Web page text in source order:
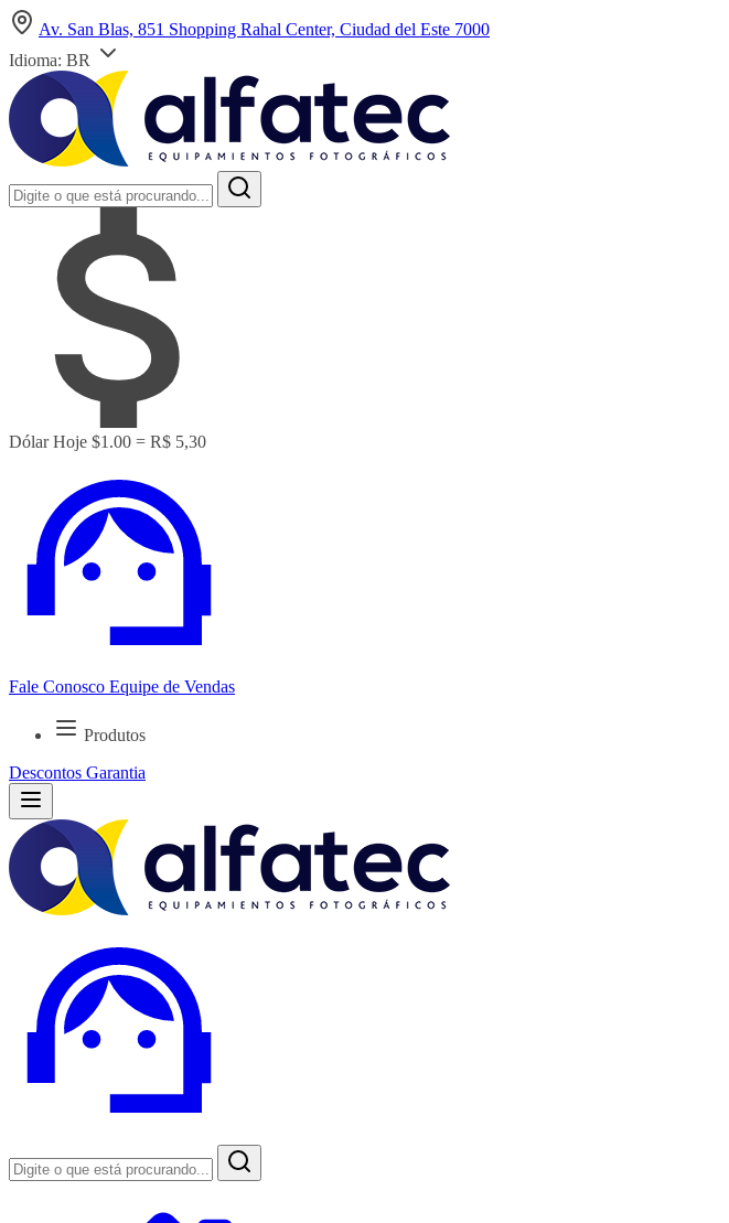
Av. San Blas, 851 Shopping Rahal Center, Ciudad del Este 7000
Idioma: BR
Dólar Hoje $1.00 = R$ 5,30
Fale Conosco Equipe de Vendas
Produtos
Descontos Garantia